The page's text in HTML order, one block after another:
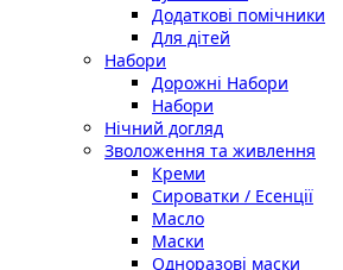
Додаткові помічники
Для дітей
Набори
Дорожні Набори
Набори
Нічний догляд
Зволоження та живлення
Креми
Сироватки / Есенції
Масло
Маски
Одноразові маски